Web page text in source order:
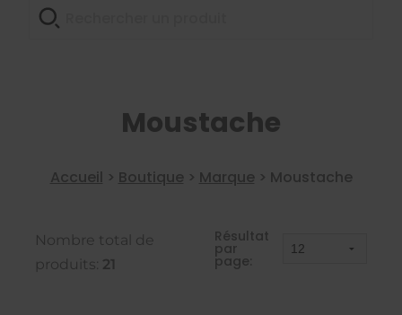
Moustache
Accueil > Boutique > Marque > Moustache
Nombre total de
produits: 21
Résultat
par
page: